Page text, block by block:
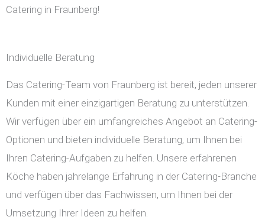
Catering in Fraunberg!
Individuelle Beratung
Das Catering-Team von Fraunberg ist bereit, jeden unserer
Kunden mit einer einzigartigen Beratung zu unterstützen.
Wir verfügen über ein umfangreiches Angebot an Catering-
Optionen und bieten individuelle Beratung, um Ihnen bei
Ihren Catering-Aufgaben zu helfen. Unsere erfahrenen
Köche haben jahrelange Erfahrung in der Catering-Branche
und verfügen über das Fachwissen, um Ihnen bei der
Umsetzung Ihrer Ideen zu helfen.